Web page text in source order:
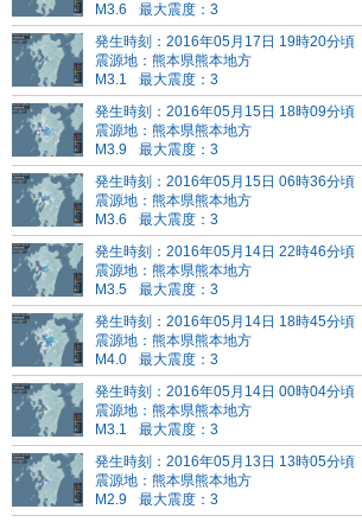
M3.6
最大震度：3
発生時刻：2016年05月17日 19時20分頃
震源地：熊本県熊本地方
M3.1
最大震度：3
発生時刻：2016年05月15日 18時09分頃
震源地：熊本県熊本地方
M3.9
最大震度：3
発生時刻：2016年05月15日 06時36分頃
震源地：熊本県熊本地方
M3.6
最大震度：3
発生時刻：2016年05月14日 22時46分頃
震源地：熊本県熊本地方
M3.5
最大震度：3
発生時刻：2016年05月14日 18時45分頃
震源地：熊本県熊本地方
M4.0
最大震度：3
発生時刻：2016年05月14日 00時04分頃
震源地：熊本県熊本地方
M3.1
最大震度：3
発生時刻：2016年05月13日 13時05分頃
震源地：熊本県熊本地方
M2.9
最大震度：3